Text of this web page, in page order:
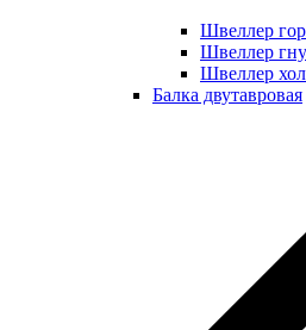
Швеллер
Швеллер
Швеллер
Балка двутавровая